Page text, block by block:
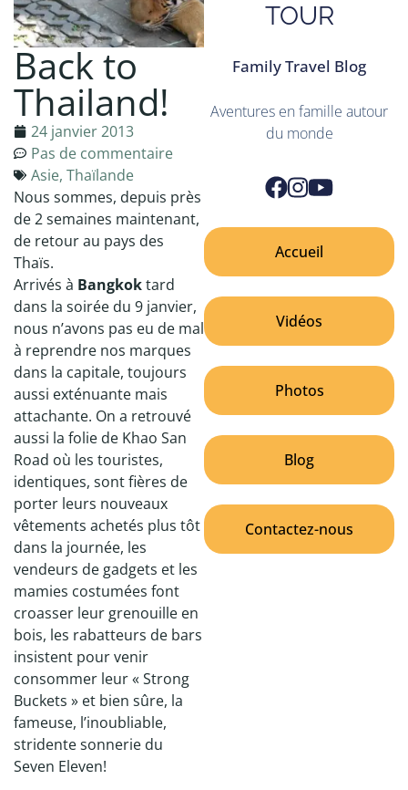
TOUR
Family Travel Blog
Aventures en famille autour
du monde
Accueil
Vidéos
Photos
Blog
Contactez-nous
Back to
Thailand!
24 janvier 2013
Pas de commentaire
Asie, Thaïlande
Nous sommes, depuis près
de 2 semaines maintenant,
de retour au pays des
Thaïs.
Arrivés à Bangkoktard
dans la soirée du 9 janvier,
nous n’avons pas eu de mal
à reprendre nos marques
dans la capitale, toujours
aussi exténuante mais
attachante. On a retrouvé
aussi la folie de Khao San
Road où les touristes,
identiques, sont fières de
porter leurs nouveaux
vêtements achetés plus tôt
dans la journée, les
vendeurs de gadgets et les
mamies costumées font
croasser leur grenouille en
bois, les rabatteurs de bars
insistent pour venir
consommer leur « Strong
Buckets » et bien sûre, la
fameuse, l’inoubliable,
stridente sonnerie du
Seven Eleven!